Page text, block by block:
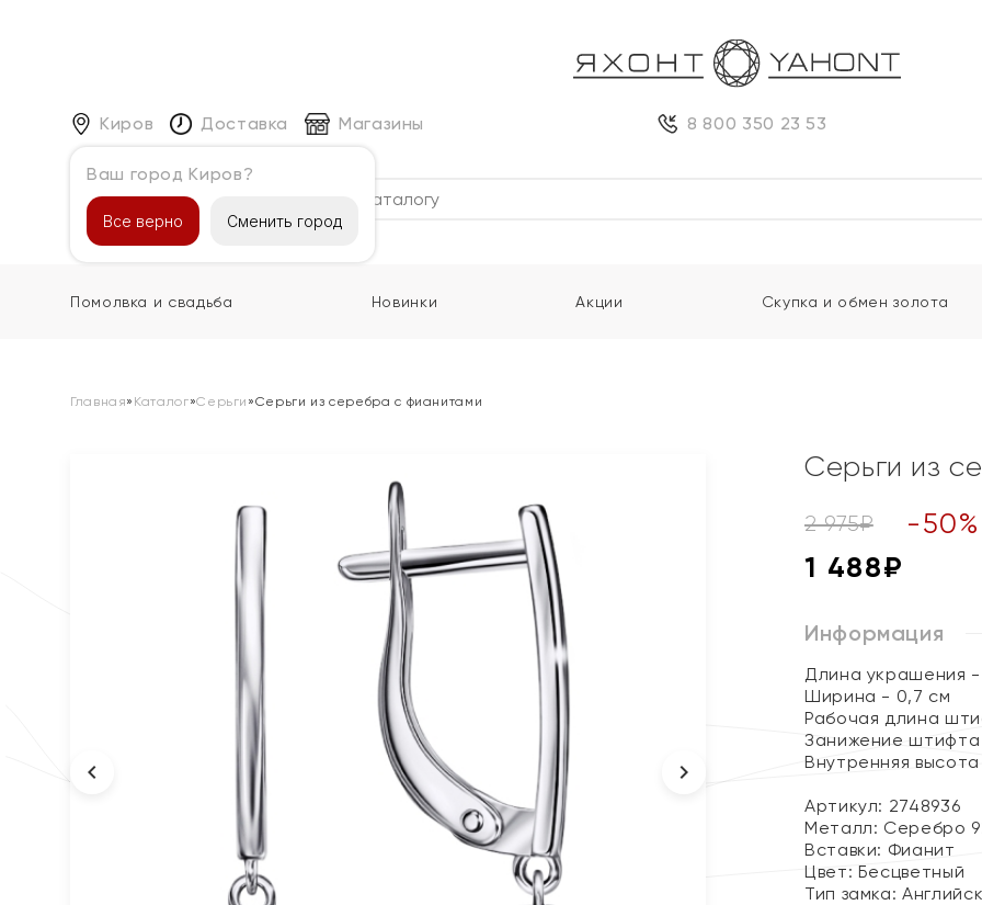
Киров
Ваш город Киров?
Все верно Сменить город
Доставка Магазины 8 800 350 23 53
Каталог
Помолвка и свадьба Новинки Акции Скупка и обмен золота
Главная» Каталог»Серьги »Серьги из серебра с фианитами
Серьги из
2 975₽ -50%
1 488₽
Информация
Длина украшения -
Ширина - 0,7 см
Рабочая длина
Занижение штифта
Внутренняя
Артикул: 2748936
Металл: Серебро
Вставки: Фианит
Цвет: Бесцветный
Тип замка: